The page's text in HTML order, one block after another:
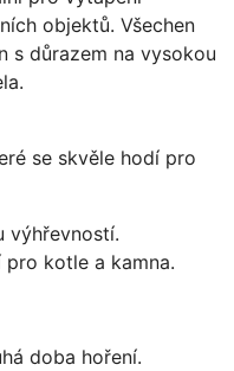
objektů. Všechen
s důrazem na vysokou
se skvěle hodí pro
výhřevností.
pro kotle a kamna.
doba hoření.